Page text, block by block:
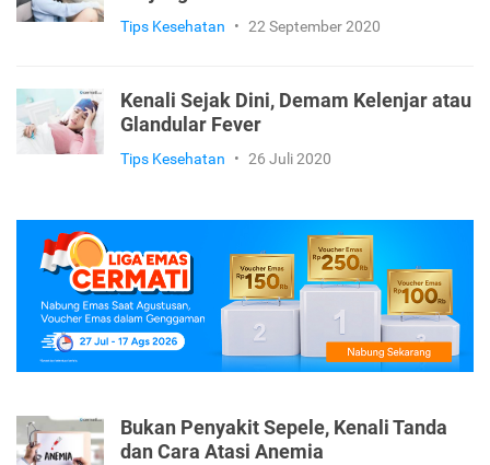
Tips Kesehatan • 22 September 2020
Kenali Sejak Dini, Demam Kelenjar atau
Glandular Fever
Tips Kesehatan • 26 Juli 2020
Bukan Penyakit Sepele, Kenali Tanda
dan Cara Atasi Anemia